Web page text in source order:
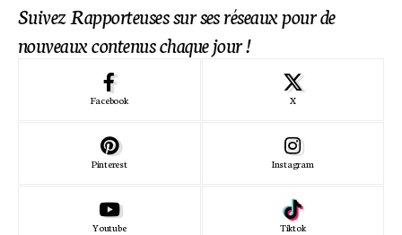
Suivez Rapporteuses sur ses réseaux pour de
nouveaux contenus chaque jour !
Facebook X
Pinterest Instagram
Youtube Tiktok